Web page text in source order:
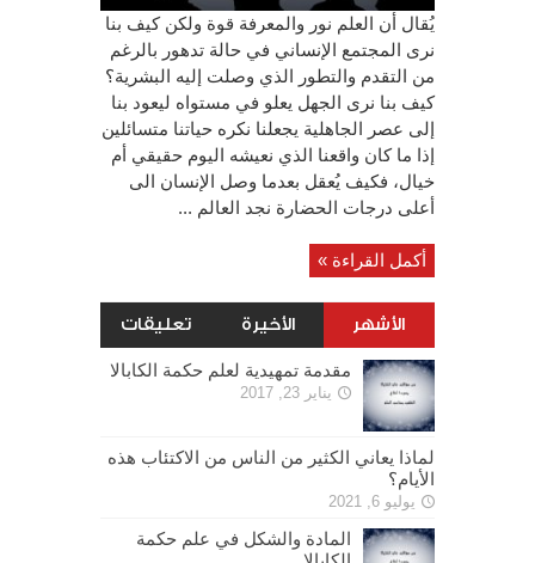
يُقال أن العلم نور والمعرفة قوة ولكن كيف بنا
نرى المجتمع الإنساني في حالة تدهور بالرغم
من التقدم والتطور الذي وصلت إليه البشرية؟
كيف بنا نرى الجهل يعلو في مستواه ليعود بنا
إلى عصر الجاهلية يجعلنا نكره حياتنا متسائلين
إذا ما كان واقعنا الذي نعيشه اليوم حقيقي أم
خيال، فكيف يُعقل بعدما وصل الإنسان الى
أعلى درجات الحضارة نجد العالم ...
أكمل القراءة »
الأشهر الأخيرة تعليقات
مقدمة تمهيدية لعلم حكمة الكابالا
يناير 23, 2017
لماذا يعاني الكثير من الناس من الاكتئاب هذه
الأيام؟
يوليو 6, 2021
المادة والشكل في علم حكمة